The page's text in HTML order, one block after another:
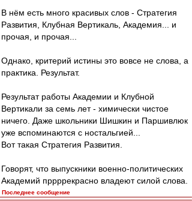
В нём есть много красивых слов - Стратегия
Развития, Клубная Вертикаль, Академия... и
прочая, и прочая...
Однако, критерий истины это вовсе не слова, а
практика. Результат.
Результат работы Академии и Клубной
Вертикали за семь лет - химически чистое
ничего. Даже школьники Шишкин и Паршивлюк
уже вспоминаются с ностальгией...
Вот такая Стратегия Развития.
Говорят, что выпускники военно-политических
Академий пррррекрасно владеют силой слова.
Последнее сообщение